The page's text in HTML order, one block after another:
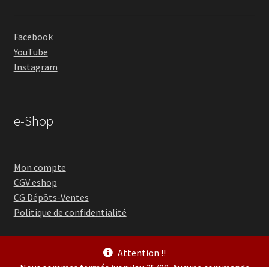
Attention !!
Facebook
YouTube
Instagram
e-Shop
Mon compte
CGV eshop
CG Dépôts-Ventes
Politique de confidentialité